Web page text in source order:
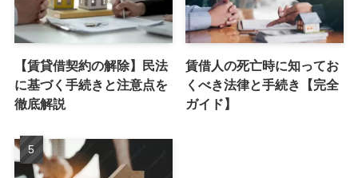
【賃貸借契約の解除】民法
に基づく手続きと注意点を
徹底解説
賃借人の死亡時に知ってお
くべき法律と手続き【完全
ガイド】